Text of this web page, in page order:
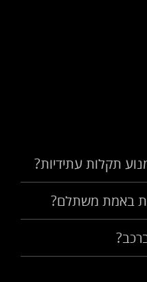
תקלות עתידיות?
באמת משתלם?